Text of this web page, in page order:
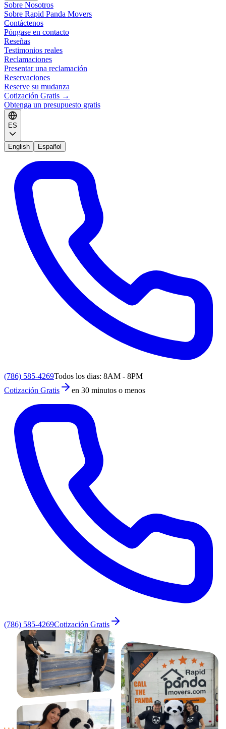
Sobre Nosotros
Sobre Rapid Panda Movers
Contáctenos
Póngase en contacto
Reseñas
Testimonios reales
Reclamaciones
Presentar una reclamación
Reservaciones
Reserve su mudanza
Cotización Gratis →
Obtenga un presupuesto gratis
ES
English Español
(786) 585-4269Todos los dias: 8AM - 8PM
Cotización Gratis
en 30 minutos o menos
(786) 585-4269Cotización Gratis